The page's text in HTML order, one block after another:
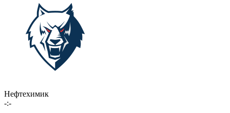
Нефтехимик
-:-